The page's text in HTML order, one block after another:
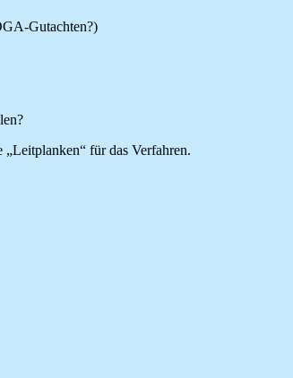
Gutachten?)
für das Verfahren.